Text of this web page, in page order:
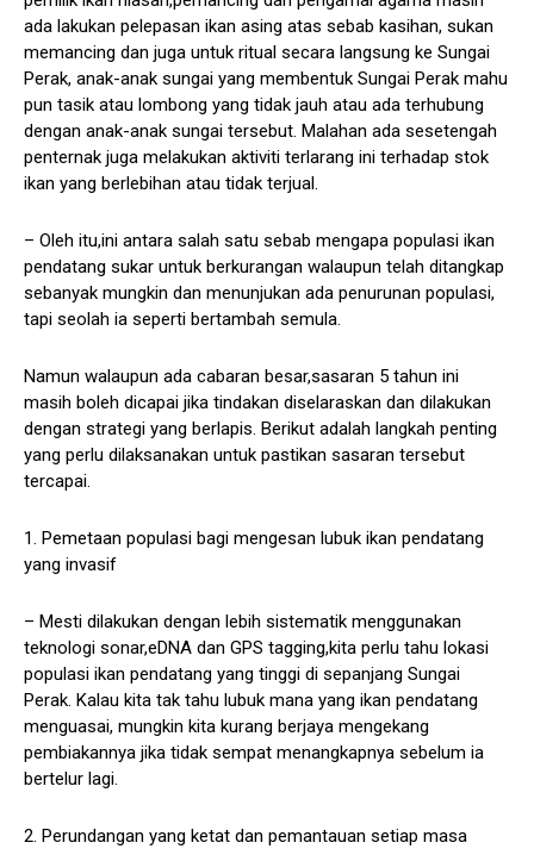
ada lakukan pelepasan ikan asing atas sebab kasihan, sukan
memancing dan juga untuk ritual secara langsung ke Sungai
Perak, anak-anak sungai yang membentuk Sungai Perak mahu
pun tasik atau lombong yang tidak jauh atau ada terhubung
dengan anak-anak sungai tersebut. Malahan ada sesetengah
penternak juga melakukan aktiviti terlarang ini terhadap stok
ikan yang berlebihan atau tidak terjual.
– Oleh itu,ini antara salah satu sebab mengapa populasi ikan
pendatang sukar untuk berkurangan walaupun telah ditangkap
sebanyak mungkin dan menunjukan ada penurunan populasi,
tapi seolah ia seperti bertambah semula.
Namun walaupun ada cabaran besar,sasaran 5 tahun ini
masih boleh dicapai jika tindakan diselaraskan dan dilakukan
dengan strategi yang berlapis. Berikut adalah langkah penting
yang perlu dilaksanakan untuk pastikan sasaran tersebut
tercapai.
1. Pemetaan populasi bagi mengesan lubuk ikan pendatang
yang invasif
– Mesti dilakukan dengan lebih sistematik menggunakan
teknologi sonar,eDNA dan GPS tagging,kita perlu tahu lokasi
populasi ikan pendatang yang tinggi di sepanjang Sungai
Perak. Kalau kita tak tahu lubuk mana yang ikan pendatang
menguasai, mungkin kita kurang berjaya mengekang
pembiakannya jika tidak sempat menangkapnya sebelum ia
bertelur lagi.
2. Perundangan yang ketat dan pemantauan setiap masa